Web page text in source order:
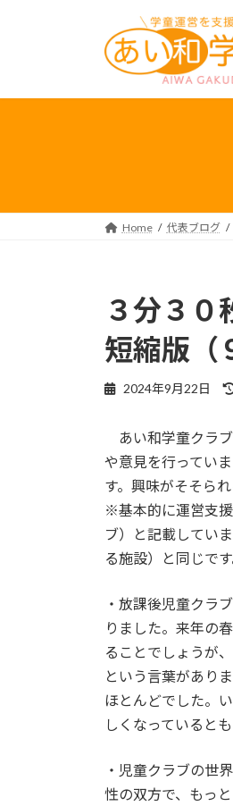
ツ
シ
Home 代表ブログ
３分３
短縮版（
2024年9月22日
あい和学童クラ
や意見を行ってい
す。興味がそそら
※基本的に運営支
ブ）と記載してい
る施設）と同じです
・放課後児童クラ
りました。来年の
ることでしょうが
という言葉があり
ほとんどでした。
しくなっていると
・児童クラブの世
性の双方で、もっ